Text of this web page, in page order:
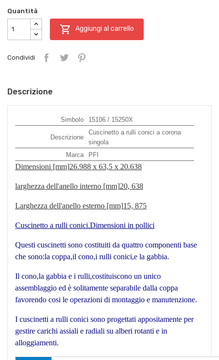
Quantità
 Aggiungi al carrello
Condividi
Descrizione
Simbolo 15106 / 15250X
Descrizione
Cuscinetto a rulli conici a corona
singola
Marca
PFI
Dimensioni [mm]26.988 x 63,5 x 20.638
larghezza dell'anello interno [mm]20, 638
Larghezza dell'anello esterno [mm]15, 875
Cuscinetto a rulli conici.Dimensioni in pollici
Questi cuscinetti sono costituiti da quattro componenti base
che sono:la coppa,il cono,i rulli conici,e la gabbia.
Il cono,la gabbia e i rulli,costituiscono un unico
assemblaggio ed è solitamente separabile dalla coppa
favorendo cosi le operazioni di montaggio e manutenzione.
I cuscinetti a rulli conici sono progettati appositamente per
gestire carichi assiali e radiali su alberi rotanti e in
alloggiamenti.